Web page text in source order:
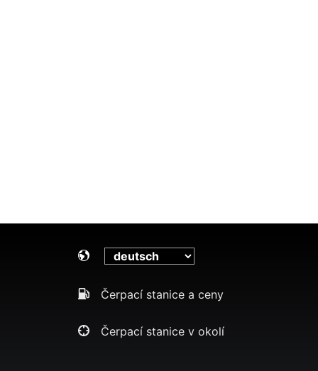
Čerpací stanice a ceny
Čerpací stanice v okolí